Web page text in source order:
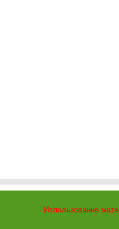
Использование